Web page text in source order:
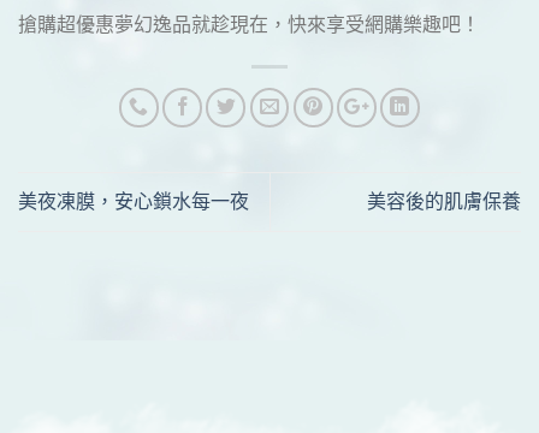
搶購超優惠夢幻逸品就趁現在，快來享受網購樂趣吧！
美夜凍膜，安心鎖水每一夜 美容後的肌膚保養